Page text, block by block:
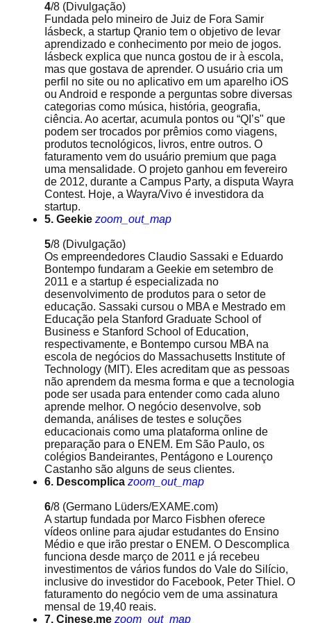
4/8 (Divulgação)
Fundada pelo mineiro de Juiz de Fora Samir
Iásbeck, a startup Qranio tem o objetivo de levar
aprendizado e conhecimento por meio de jogos.
Iásbeck explica que nunca gostou de ir à escola,
mas que gostava de aprender. O usuário cria um
perfil no site ou no aplicativo em um aparelho iOS
ou Android e responde a perguntas sobre diversas
categorias como música, história, geografia,
ciência. Ao acertar, acumula pontos ou “QI’s" que
podem ser trocados por prêmios como viagens,
produtos tecnológicos, livros, entre outros. O
faturamento vem do usuário premium que paga
uma mensalidade. O projeto ganhou em fevereiro
de 2012, durante a Campus Party, a disputa Wayra
Contest. Hoje, a Wayra/Vivo é investidora da
startup.
5. Geekie zoom_out_map
5/8 (Divulgação)
Os empreendedores Claudio Sassaki e Eduardo
Bontempo fundaram a Geekie em setembro de
2011 e a startup é especializada no
desenvolvimento de produtos para o setor de
educação. Sassaki cursou o MBA e Mestrado em
Educação pela Stanford Graduate School of
Business e Stanford School of Education,
respectivamente, e Bontempo cursou MBA na
escola de negócios do Massachusetts Institute of
Technology (MIT). Eles acreditam que as pessoas
não aprendem da mesma forma e que a tecnologia
pode ser usada para entender como cada aluno
aprende melhor. O negócio desenvolve, sob
demanda, análises de testes e soluções
educacionais como uma plataforma online de
preparação para o ENEM. Em São Paulo, os
colégios Bandeirantes, Pentágono e Lourenço
Castanho são alguns de seus clientes.
6. Descomplica zoom_out_map
6/8 (Germano Lüders/EXAME.com)
A startup fundada por Marco Fisbhen oferece
vídeos online para ajudar estudantes do Ensino
Médio e que irão prestar o ENEM. O Descomplica
funciona desde março de 2011 e já recebeu
investimentos de vários fundos do Vale do Silício,
inclusive do investidor do Facebook, Peter Thiel. O
faturamento do negócio vem de uma assinatura
mensal de 19,40 reais.
7. Cinese.me zoom_out_map